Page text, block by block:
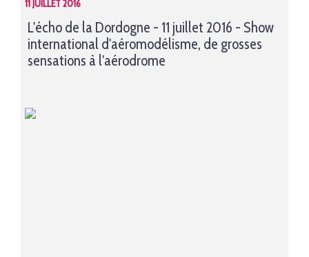
11 JUILLET 2016
L'écho de la Dordogne - 11 juillet 2016 - Show
international d'aéromodélisme, de grosses
sensations à l'aérodrome